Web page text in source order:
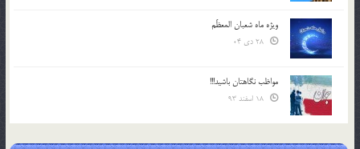
ویژه ماه شعبان المعظّم
مواظب نگاهتان باشید!!!